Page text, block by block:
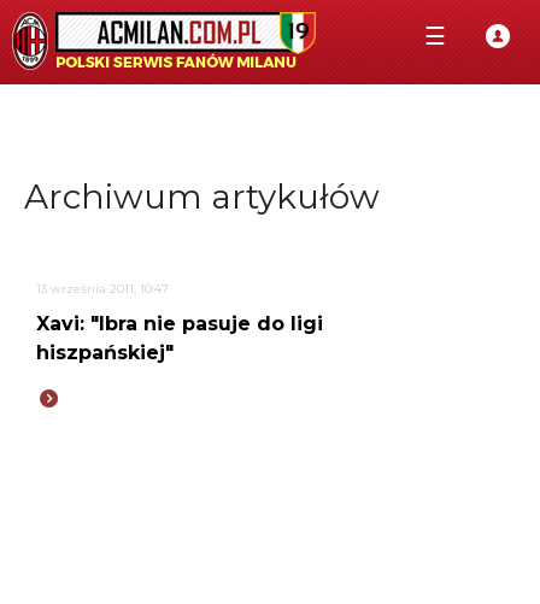
☰
Archiwum artykułów
13 września 2011, 10:47
Xavi: "Ibra nie pasuje do ligi
hiszpańskiej"